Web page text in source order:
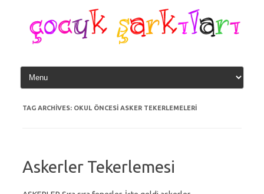
content
TAG ARCHIVES: OKUL ÖNCESI ASKER TEKERLEMELERI
Askerler Tekerlemesi